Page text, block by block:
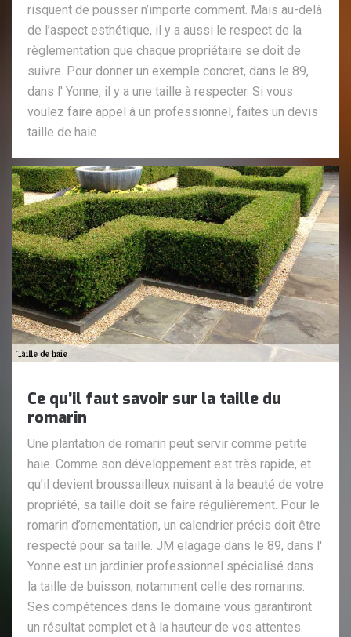
risquent de pousser n’importe comment. Mais au-delà
de l’aspect esthétique, il y a aussi le respect de la
règlementation que chaque propriétaire se doit de
suivre. Pour donner un exemple concret, dans le 89,
dans l' Yonne, il y a une taille à respecter. Si vous
voulez faire appel à un professionnel, faites un devis
taille de haie.
Ce qu’il faut savoir sur la taille du
romarin
Une plantation de romarin peut servir comme petite
haie. Comme son développement est très rapide, et
qu’il devient broussailleux nuisant à la beauté de votre
propriété, sa taille doit se faire régulièrement. Pour le
romarin d’ornementation, un calendrier précis doit être
respecté pour sa taille. JM elagage dans le 89, dans l'
Yonne est un jardinier professionnel spécialisé dans
la taille de buisson, notamment celle des romarins.
Ses compétences dans le domaine vous garantiront
un résultat complet et à la hauteur de vos attentes.